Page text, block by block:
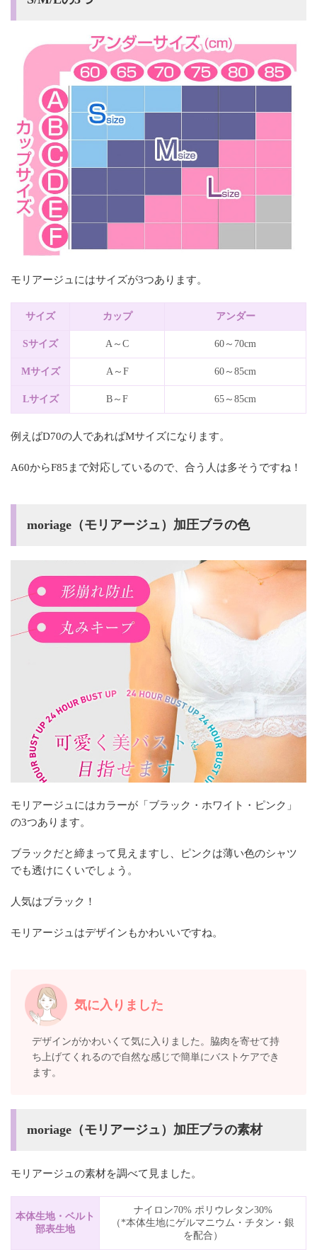
モリアージュにはサイズが3つあります。
サイズ カップ アンダー
Sサイズ A～C 60～70cm
Mサイズ A～F 60～85cm
Lサイズ B～F 65～85cm
例えばD70の人であればMサイズになります。
A60からF85まで対応しているので、合う人は多そうですね！
moriage（モリアージュ）加圧ブラの色
モリアージュにはカラーが「ブラック・ホワイト・ピンク」
の3つあります。
ブラックだと締まって見えますし、ピンクは薄い色のシャツ
でも透けにくいでしょう。
人気はブラック！
モリアージュはデザインもかわいいですね。
気に入りました
デザインがかわいくて気に入りました。脇肉を寄せて持
ち上げてくれるので自然な感じで簡単にバストケアでき
ます。
moriage（モリアージュ）加圧ブラの素材
モリアージュの素材を調べて見ました。
本体生地・ベルト
部表生地
ナイロン70% ポリウレタン30%
（*本体生地にゲルマニウム・チタン・銀
を配合）